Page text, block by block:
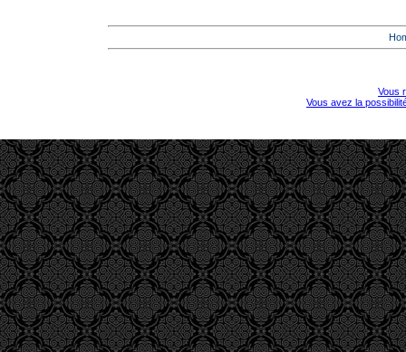
Vous
Vous avez la